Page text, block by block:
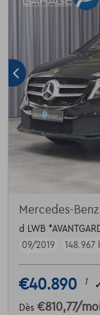
Mercedes-
d LWB
09/2019
148.967
€40.890 1
Dès €810,77/